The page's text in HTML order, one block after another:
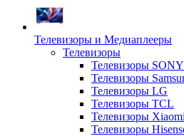
Телевизоры и Медиаплееры
Телевизоры
Телевизоры SONY
Телевизоры
Телевизоры LG
Телевизоры TCL
Телевизоры Xiaomi
Телевизоры